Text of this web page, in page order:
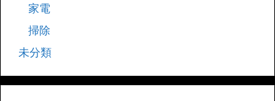
家電
掃除
未分類